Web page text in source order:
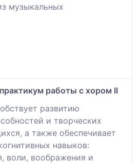
музыкальных
работы с хором ІІ
развитию
и творческих
а также обеспечивает
навыков:
воли, воображения и